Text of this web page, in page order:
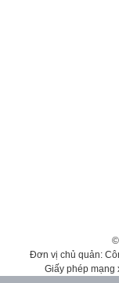
Đơn vị chủ quản:
Giấy phép mạng